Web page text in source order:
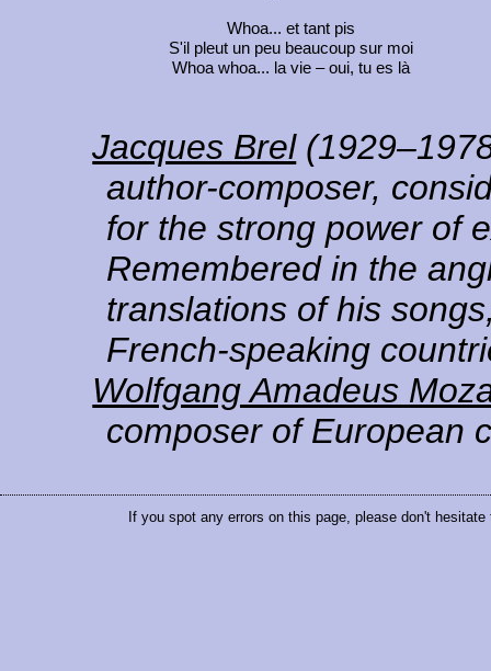
Whoa... et tant pis
S'il pleut un peu beaucoup sur moi
Whoa whoa... la vie – oui, tu es là
Jacques Brel
author-composer,
for the strong power of
Remembered in the
translations of his
French-speaking
Wolfgang Amadeus
composer of European
If you spot any errors on this page, please don't